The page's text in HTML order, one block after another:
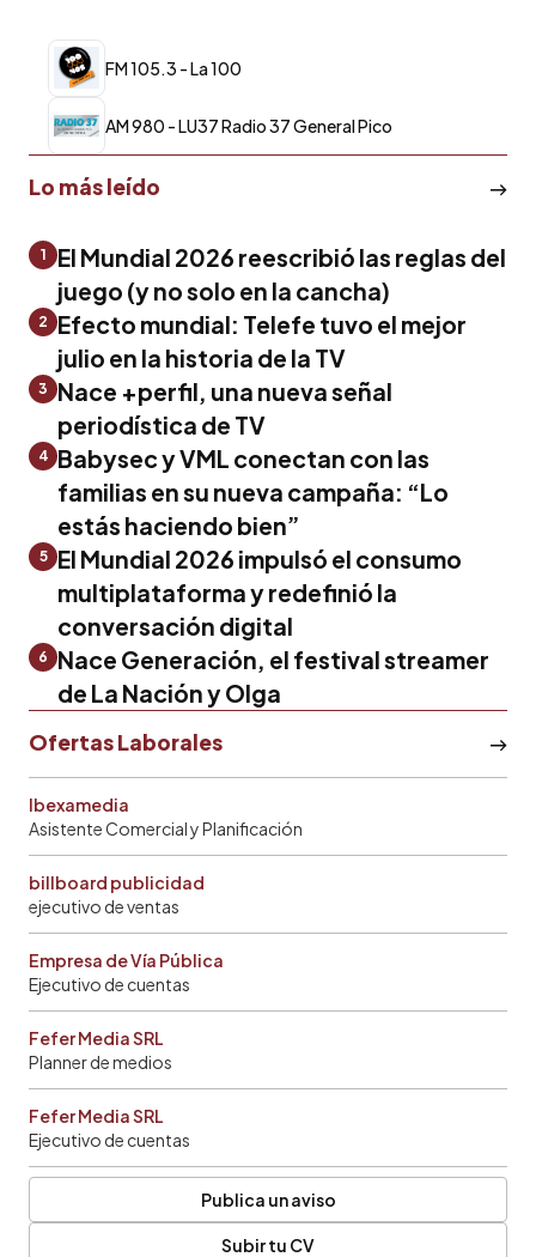
FM 105.3 - La 100
AM 980 - LU37 Radio 37 General Pico
Lo más leído
1
El Mundial 2026 reescribió las reglas del
juego (y no solo en la cancha)
2
Efecto mundial: Telefe tuvo el mejor
julio en la historia de la TV
3
Nace +perfil, una nueva señal
periodística de TV
4 Babysec y VML conectan con las
familias en su nueva campaña: “Lo
estás haciendo bien”
5
El Mundial 2026 impulsó el consumo
multiplataforma y redefinió la
conversación digital
6
Nace Generación, el festival streamer
de La Nación y Olga
Ofertas Laborales
Ibexamedia
Asistente Comercial y Planificación
billboard publicidad
ejecutivo de ventas
Empresa de Vía Pública
Ejecutivo de cuentas
Fefer Media SRL
Planner de medios
Fefer Media SRL
Ejecutivo de cuentas
Publica un aviso
Subir tu CV